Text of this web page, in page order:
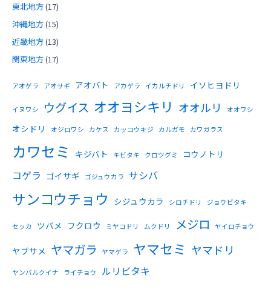
東北地方(17)
沖縄地方(15)
近畿地方(13)
関東地方(17)
アオゲラ アオサギ アオバト アカゲラ イカルチドリ イソヒヨドリ
イヌワシ ウグイス オオヨシキリ オオルリ オオワシ
オシドリ オジロワシ カケス カッコウキジ カルガモ カワガラス
カワセミ キジバト キビタキ クロツグミ コウノトリ
コゲラ ゴイサギ ゴジュウカラ サシバ
サンコウチョウ シジュウカラ シロチドリ ジョウビタキ
セッカ ツバメ フクロウ ミヤコドリ ムクドリ メジロ ヤイロチョウ
ヤブサメ ヤマガラ ヤマゲラ ヤマセミ ヤマドリ
ヤンバルクイナ ライチョウ ルリビタキ